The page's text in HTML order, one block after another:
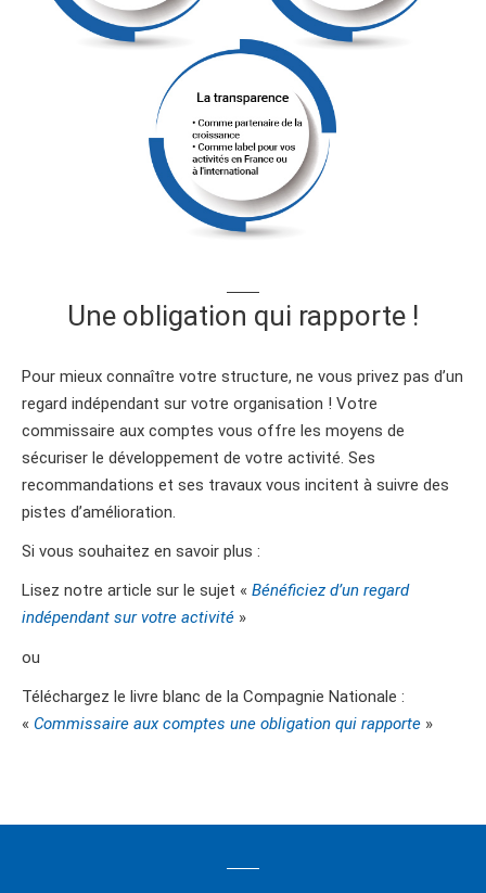
Une obligation qui rapporte !
Pour mieux connaître votre structure, ne vous privez pas d’un
regard indépendant sur votre organisation ! Votre
commissaire aux comptes vous offre les moyens de
sécuriser le développement de votre activité. Ses
recommandations et ses travaux vous incitent à suivre des
pistes d’amélioration.
Si vous souhaitez en savoir plus :
Lisez notre article sur le sujet « Bénéficiez d’un regard
indépendant sur votre activité »
ou
Téléchargez le livre blanc de la Compagnie Nationale :
« Commissaire aux comptes une obligation qui rapporte »